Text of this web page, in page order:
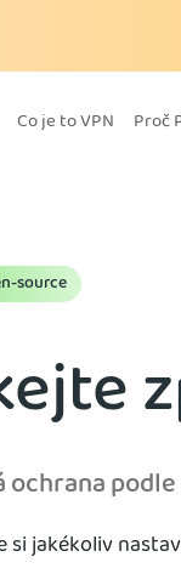
Co je to VPN Proč
source
si jakékoliv